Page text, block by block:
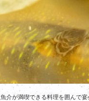
魚介が満喫できる料理を囲んで